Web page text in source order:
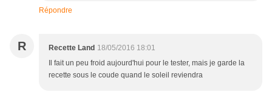
Répondre
R Recette Land 18/05/2016 18:01
Il fait un peu froid aujourd'hui pour le tester, mais je garde la
recette sous le coude quand le soleil reviendra